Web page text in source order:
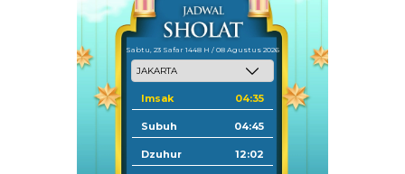
Sabtu, 23 Safar 1448 H / 08 Agustus 2026
Imsak 04:35
Subuh 04:45
Dzuhur 12:02